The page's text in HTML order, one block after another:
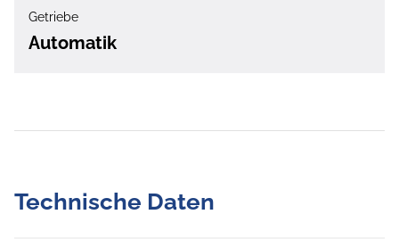
Getriebe
Automatik
Technische Daten